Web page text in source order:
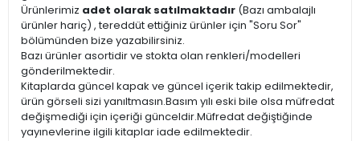
Ürünlerimiz adet olarak satılmaktadır (Bazı ambalajlı
ürünler hariç) , tereddüt ettiğiniz ürünler için "Soru Sor"
bölümünden bize yazabilirsiniz.
Bazı ürünler asortidir ve stokta olan renkleri/modelleri
gönderilmektedir.
Kitaplarda güncel kapak ve güncel içerik takip edilmektedir,
ürün görseli sizi yanıltmasın.Basım yılı eski bile olsa müfredat
değişmediği için içeriği günceldir.Müfredat değiştiğinde
yayınevlerine ilgili kitaplar iade edilmektedir.